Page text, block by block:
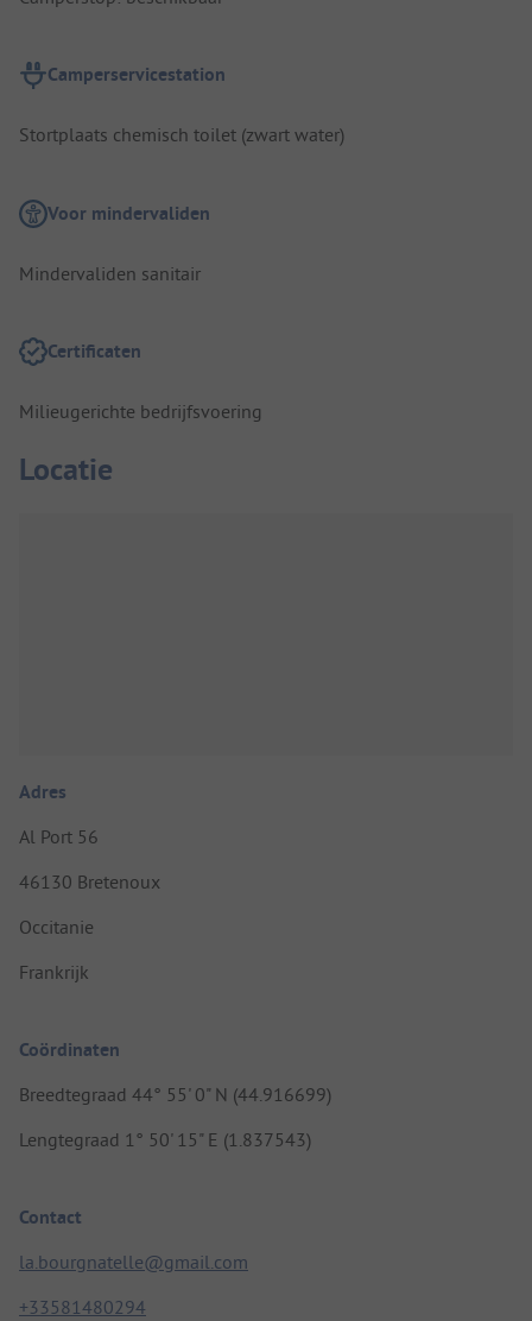
Camperservicestation
Stortplaats chemisch toilet (zwart water)
Voor mindervaliden
Mindervaliden sanitair
Certificaten
Milieugerichte bedrijfsvoering
Locatie
Adres
Al Port 56
46130 Bretenoux
Occitanie
Frankrijk
Coördinaten
Breedtegraad 44° 55' 0" N (44.916699)
Lengtegraad 1° 50' 15" E (1.837543)
Contact
la.bourgnatelle@gmail.com
+33581480294